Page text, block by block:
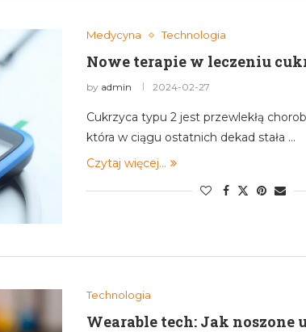
Medycyna Technologia
Nowe terapie w leczeniu
by admin 2024-02-27
Cukrzyca typu 2 jest przewlekłą
która w ciągu ostatnich dekad stała …
Czytaj więcej...
Technologia
Wearable tech: Jak noszone